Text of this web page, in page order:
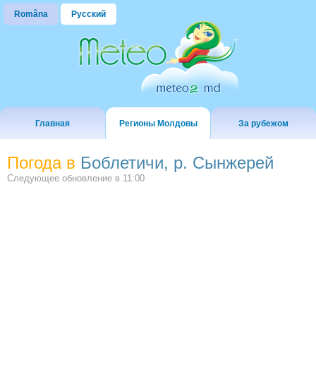
Româna Русский
Главная Регионы Молдовы За рубежом
Погода в Боблетичи, р. Сынжерей
Следующее обновление в 11:00